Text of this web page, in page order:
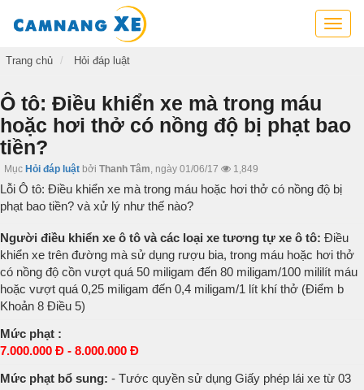
Cẩm
tin
lái
Trang chủ Hỏi đáp luật
Ô tô: Điều khiển xe mà trong máu
hoặc hơi thở có nồng độ bị phạt bao
tiền?
Mục Hỏi đáp luật bởi Thanh Tâm, ngày 01/06/17 1,849
Lỗi Ô tô: Điều khiển xe mà trong máu hoặc hơi thở có nồng độ bị
phạt bao tiền? và xử lý như thế nào?
Người điều khiển xe ô tô và các loại xe tương tự xe ô tô: Điều
khiển xe trên đường mà sử dụng rượu bia, trong máu hoặc hơi thở
có nồng độ cồn vượt quá 50 miligam đến 80 miligam/100 mililít máu
hoặc vượt quá 0,25 miligam đến 0,4 miligam/1 lít khí thở (Điểm b
Khoản 8 Điều 5)
Mức phạt :
7.000.000 Đ - 8.000.000 Đ
Mức phạt bổ sung: - Tước quyền sử dụng Giấy phép lái xe từ 03